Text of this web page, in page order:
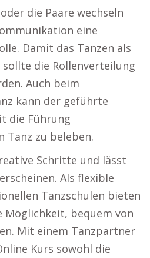
die Paare wechseln
eine
Damit das Tanzen als
die Rollenverteilung
Auch beim
kann der geführte
die Führung
Tanz zu beleben.
Schritte und lässt
Als flexible
Tanzschulen bieten
Möglichkeit, bequem von
Mit einem Tanzpartner
Kurs sowohl die